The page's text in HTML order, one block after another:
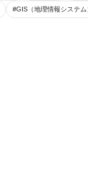
#GIS（地理情報システム